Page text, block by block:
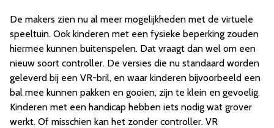
De makers zien nu al meer mogelijkheden met de virtuele
speeltuin. Ook kinderen met een fysieke beperking zouden
hiermee kunnen buitenspelen. Dat vraagt dan wel om een
nieuw soort controller. De versies die nu standaard worden
geleverd bij een VR-bril, en waar kinderen bijvoorbeeld een
bal mee kunnen pakken en gooien, zijn te klein en gevoelig.
Kinderen met een handicap hebben iets nodig wat grover
werkt. Of misschien kan het zonder controller. VR